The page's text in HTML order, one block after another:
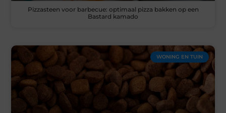
Pizzasteen voor barbecue: optimaal pizza bakken op een
Bastard kamado
WONING EN TUIN